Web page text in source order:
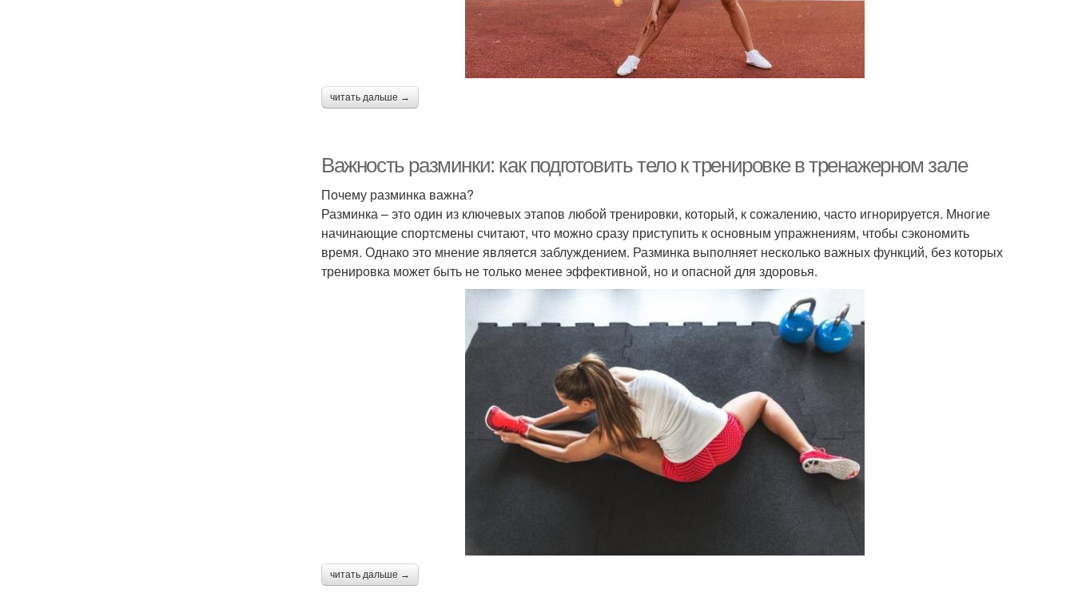
читать дальше →
Важность разминки: как подготовить тело к тренировке в тренажерном зале
Почему разминка важна?
Разминка – это один из ключевых этапов любой тренировки, который, к сожалению, часто игнорируется. Многие
начинающие спортсмены считают, что можно сразу приступить к основным упражнениям, чтобы сэкономить
время. Однако это мнение является заблуждением. Разминка выполняет несколько важных функций, без которых
тренировка может быть не только менее эффективной, но и опасной для здоровья.
читать дальше →